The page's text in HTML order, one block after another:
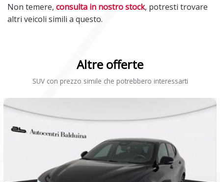
Non temere, consulta in nostro stock, potresti trovare
altri veicoli simili a questo.
Altre offerte
SUV con prezzo simile che potrebbero interessarti